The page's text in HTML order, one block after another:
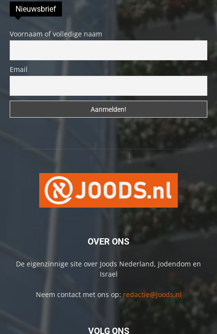
Nieuwsbrief
Voornaam of volledige naam
Email
OVER ONS
De eigenzinnige site over Joods Nederland, Jodendom en
Israel
Neem contact met ons op: redactie@joods.nl
VOLG ONS